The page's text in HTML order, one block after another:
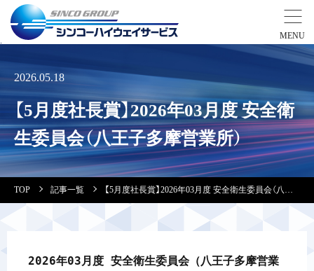
営業拠点
会社案内・実績紹介
2026.05.18
【5月度社長賞】2026年03月度 安全衛
生委員会（八王子多摩営業所）
TOP 記事一覧 【5月度社長賞】2026年03月度 安全衛生委員会（八王子多摩営業所）
2026年03月度 安全衛生委員会（八王子多摩営業